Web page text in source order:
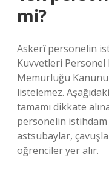
mi?
Askerî personelin
Kuvvetleri Personel
Memurluğu
listelemez.
tamamı dikkate
personelin
astsubaylar,
öğrenciler yer alır.